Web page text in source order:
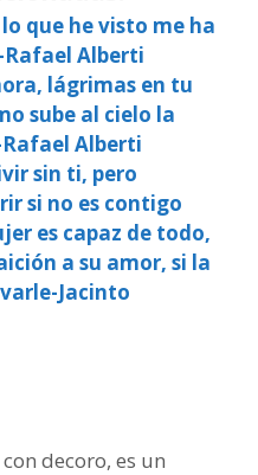
que he visto me ha
Alberti
lágrimas en tu
sube al cielo la
Alberti
sin ti, pero
si no es contigo
es capaz de todo,
a su amor, si la
Jacinto
decoro, es un